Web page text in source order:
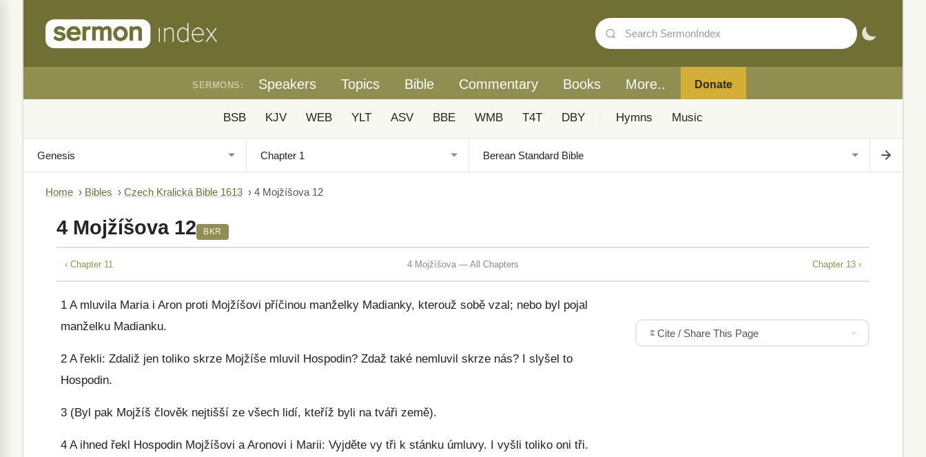
SERMONS: Speakers Topics Bible Commentary Books More.. Donate
BSB KJV WEB YLT ASV BBE WMB T4T DBY Hymns Music
Home › Bibles › Czech Kralická Bible 1613 › 4 Mojžíšova 12
4 Mojžíšova 12 BKR
‹ Chapter 11 4 Mojžíšova — All Chapters Chapter 13 ›
1 A mluvila Maria i Aron proti Mojžíšovi příčinou manželky Madianky, kterouž sobě vzal; nebo byl pojal
manželku Madianku.
2 A řekli: Zdaliž jen toliko skrze Mojžíše mluvil Hospodin? Zdaž také nemluvil skrze nás? I slyšel to
Hospodin.
3 (Byl pak Mojžíš člověk nejtišší ze všech lidí, kteříž byli na tváři země).
4 A ihned řekl Hospodin Mojžíšovi a Aronovi i Marii: Vyjděte vy tři k stánku úmluvy. I vyšli toliko oni tři.
Cite / Share This Page